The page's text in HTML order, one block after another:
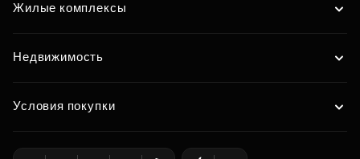
Жилые комплексы
Недвижимость
Условия покупки